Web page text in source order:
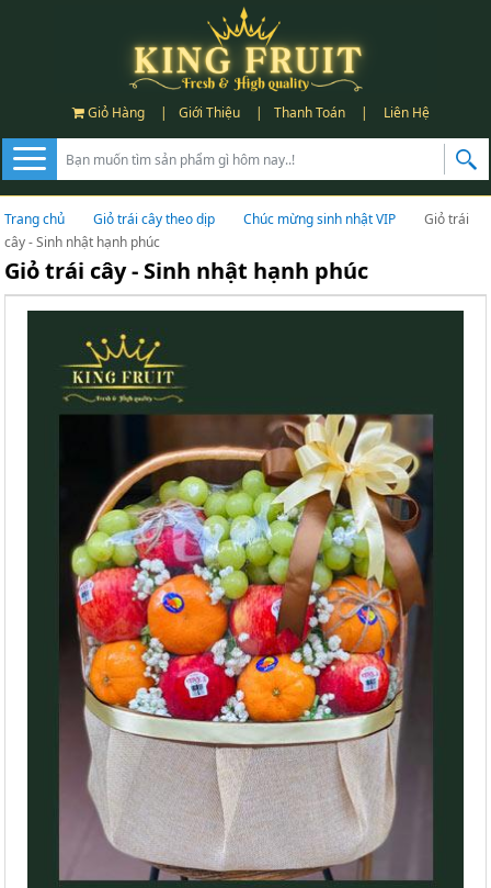
Giỏ Hàng | Giới Thiệu | Thanh Toán | Liên Hệ
Trang chủ Giỏ trái cây theo dịp Chúc mừng sinh nhật VIP
Giỏ trái
cây - Sinh nhật hạnh phúc
Giỏ trái cây - Sinh nhật hạnh phúc